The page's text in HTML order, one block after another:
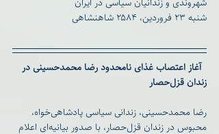
شنبه ۲۳ فروردین، ۲۵۸۴ شاهنشاهی
آغاز اعتصاب غذای نامحدود رضا محمدحسینی در
زندان قزل‌حصار
رضا محمدحسینی، زندانی سیاسی پادشاهی‌خواه،
محبوس در زندان قزل‌حصار، با صدور بیانیه‌ای اعلام